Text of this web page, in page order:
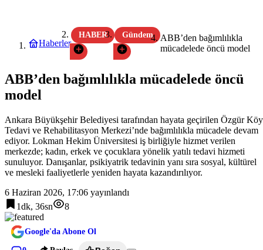
Haberler
HABER Gündem
ABB’den bağımlılıkla
mücadelede öncü model
ABB’den bağımlılıkla mücadelede öncü
model
Ankara Büyükşehir Belediyesi tarafından hayata geçirilen Özgür Köy
Tedavi ve Rehabilitasyon Merkezi’nde bağımlılıkla mücadele devam
ediyor. Lokman Hekim Üniversitesi iş birliğiyle hizmet verilen
merkezde; kadın, erkek ve çocuklara yönelik yatılı tedavi hizmeti
sunuluyor. Danışanlar, psikiyatrik tedavinin yanı sıra sosyal, kültürel
ve mesleki faaliyetlerle yeniden hayata kazandırılıyor.
6 Haziran 2026, 17:06 yayınlandı
1dk, 36sn
8
Google'da Abone Ol